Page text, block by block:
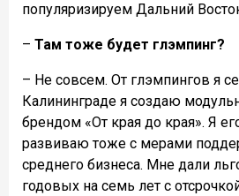
популяризируем Дальний
– Там тоже будет глэмпинг?
– Не совсем. От глэмпингов я
Калининграде я создаю
брендом «От края до края». Я
развиваю тоже с мерами
среднего бизнеса. Мне дали
годовых на семь лет с